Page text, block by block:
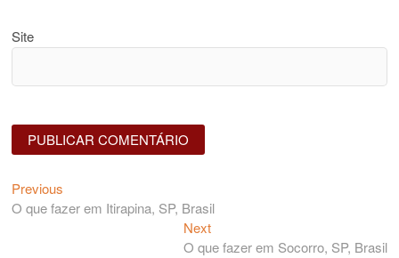
Site
Navegação
de
Previous
post:
O que fazer em Itirapina, SP, Brasil
NextNext
post:
O que fazer em Socorro, SP, Brasil